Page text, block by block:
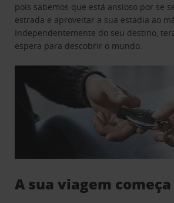
pois sabemos que está ansioso por se
estrada e aproveitar a sua estadia ao
Independentemente do seu destino,
espera para descobrir o mundo.
A sua viagem